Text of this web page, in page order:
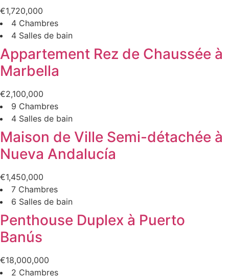
€1,720,000
4 Chambres
4 Salles de bain
Appartement Rez de Chaussée à
Marbella
€2,100,000
9 Chambres
4 Salles de bain
Maison de Ville Semi-détachée à
Nueva Andalucía
€1,450,000
7 Chambres
6 Salles de bain
Penthouse Duplex à Puerto
Banús
€18,000,000
2 Chambres